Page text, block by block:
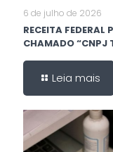
6 de julho de 2026
RECEITA
CHAMADO “CNPJ
Leia mais